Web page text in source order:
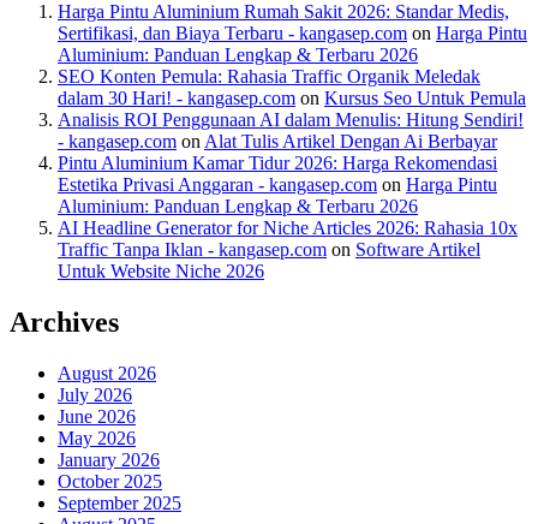
Harga Pintu Aluminium Rumah Sakit 2026: Standar Medis,
Sertifikasi, dan Biaya Terbaru - kangasep.com on Harga Pintu
Aluminium: Panduan Lengkap & Terbaru 2026
SEO Konten Pemula: Rahasia Traffic Organik Meledak
dalam 30 Hari! - kangasep.com on Kursus Seo Untuk Pemula
Analisis ROI Penggunaan AI dalam Menulis: Hitung Sendiri!
- kangasep.com onAlat Tulis Artikel Dengan Ai Berbayar
Pintu Aluminium Kamar Tidur 2026: Harga Rekomendasi
Estetika Privasi Anggaran - kangasep.com on Harga Pintu
Aluminium: Panduan Lengkap & Terbaru 2026
AI Headline Generator for Niche Articles 2026: Rahasia 10x
Traffic Tanpa Iklan - kangasep.com on Software Artikel
Untuk Website Niche 2026
Archives
August 2026
July 2026
June 2026
May 2026
January 2026
October 2025
September 2025